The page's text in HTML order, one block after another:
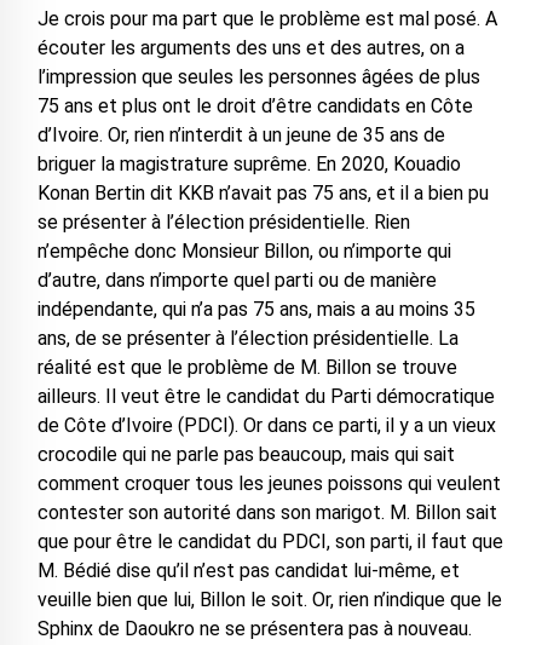
Je crois pour ma part que le problème est mal posé. A
écouter les arguments des uns et des autres, on a
l’impression que seules les personnes âgées de plus
75 ans et plus ont le droit d’être candidats en Côte
d’Ivoire. Or, rien n’interdit à un jeune de 35 ans de
briguer la magistrature suprême. En 2020, Kouadio
Konan Bertin dit KKB n’avait pas 75 ans, et il a bien pu
se présenter à l’élection présidentielle. Rien
n’empêche donc Monsieur Billon, ou n’importe qui
d’autre, dans n’importe quel parti ou de manière
indépendante, qui n’a pas 75 ans, mais a au moins 35
ans, de se présenter à l’élection présidentielle. La
réalité est que le problème de M. Billon se trouve
ailleurs. Il veut être le candidat du Parti démocratique
de Côte d’Ivoire (PDCI). Or dans ce parti, il y a un vieux
crocodile qui ne parle pas beaucoup, mais qui sait
comment croquer tous les jeunes poissons qui veulent
contester son autorité dans son marigot. M. Billon sait
que pour être le candidat du PDCI, son parti, il faut que
M. Bédié dise qu’il n’est pas candidat lui-même, et
veuille bien que lui, Billon le soit. Or, rien n’indique que le
Sphinx de Daoukro ne se présentera pas à nouveau.